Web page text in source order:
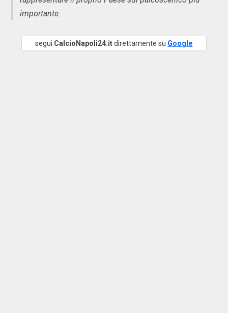
importante.
segui CalcioNapoli24.itdirettamente su Google